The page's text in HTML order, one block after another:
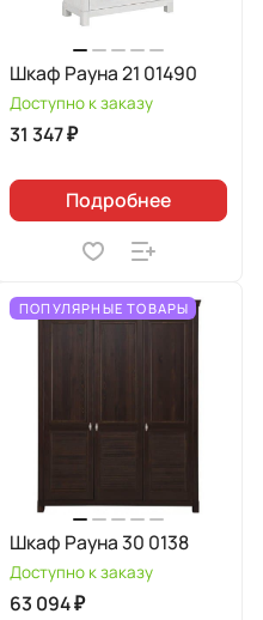
Шкаф Рауна 21 01490
Доступно к заказу
31 347 ₽
Подробнее
ПОПУЛЯРНЫЕ ТОВАРЫ
Шкаф Рауна 30 0138
Доступно к заказу
63 094 ₽